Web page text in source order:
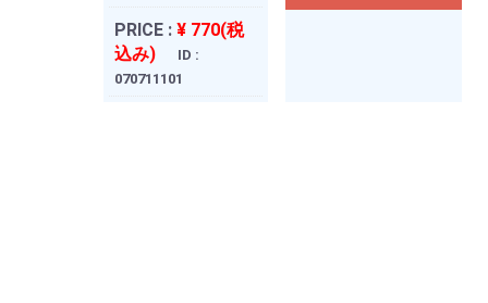
PRICE : ¥ 770(税
込み)
ID :
070711101